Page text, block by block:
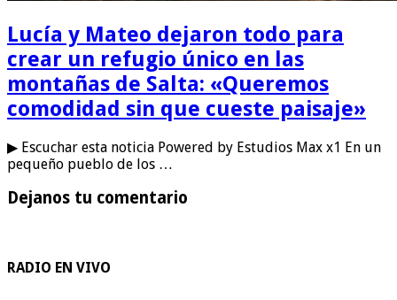
Lucía y Mateo dejaron todo para
crear un refugio único en las
montañas de Salta: «Queremos
comodidad sin que cueste paisaje»
▶ Escuchar esta noticia Powered by Estudios Max x1 En un
pequeño pueblo de los …
Dejanos tu comentario
RADIO EN VIVO